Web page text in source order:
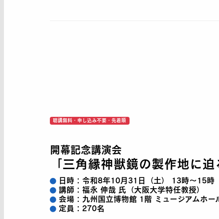
聴講無料・申し込み不要・先着順
開幕記念講演会
「三角縁神獣鏡の製作地に
日時： 令和8年10月31日（土） 13時〜15時
講師： 福永 伸哉 氏（大阪大学特任教授）
会場： 九州国立博物館 1階 ミュージアムホー
定員： 270名